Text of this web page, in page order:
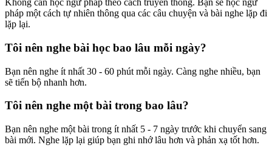
Không cần học ngữ pháp theo cách truyền thống. Bạn sẽ học ngữ
pháp một cách tự nhiên thông qua các câu chuyện và bài nghe lặp đi
lặp lại.
Tôi nên nghe bài học bao lâu mỗi ngày?
Bạn nên nghe ít nhất 30 - 60 phút mỗi ngày. Càng nghe nhiều, bạn
sẽ tiến bộ nhanh hơn.
Tôi nên nghe một bài trong bao lâu?
Bạn nên nghe một bài trong ít nhất 5 - 7 ngày trước khi chuyển sang
bài mới. Nghe lặp lại giúp bạn ghi nhớ lâu hơn và phản xạ tốt hơn.